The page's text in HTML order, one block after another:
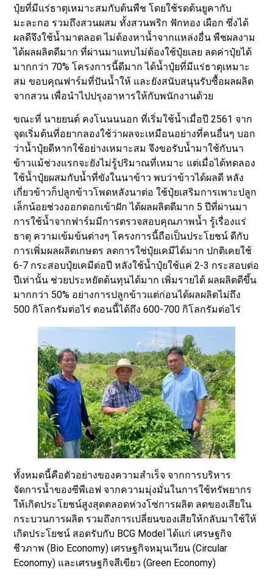
ปุ๋ยที่มีแร่ธาตุเหมาะสมกับต้นพืช โดยใช้รดต้นยูคากับ
มะละกอ รวมถึงสวนผสม ทั้งสวนพริก ฟักทอง เผือก ซึ่งได้
ผลดีจึงใช้น้ำมาตลอด ไม่ต้องหาน้ำจากแหล่งอื่น พืชผลงาม
ได้ผลผลิตดีมาก ที่ผ่านมาแทบไม่ต้องใช้ปุ๋ยเลย ลดค่าปุ๋ยได้
มากกว่า 70% โครงการนี้ดีมาก ได้น้ำปุ๋ยที่มีแร่ธาตุเหมาะ
สม ขอบคุณฟาร์มที่ปันน้ำให้ และยังสนับสนุนรับซื้อผลผลิต
จากสวน เพื่อนำไปปรุงอาหารให้กับพนักงานด้วย
ขณะที่ นายยนต์ คงโนนนนอก ที่เริ่มใช้น้ำเมื่อปี 2561 จาก
จุดเริ่มต้นที่อยากลองใช้ว่าผลจะเหมือนอย่างที่คนอื่นๆ บอก
ว่าน้ำปุ๋ยดีหากใช้อย่างเหมาะสม จึงขอรับน้ำมาใช้กับนา
ข้าวแม้ช่วงแรกจะยังไม่รู้ปริมาณที่เหมาะ แต่เมื่อได้ทดลอง
ใช้น้ำปุ๋ยผสมกับน้ำที่ขังในนาข้าว พบว่าข้าวได้ผลดี หลัง
เกี่ยวข้าวก็ปลูกข้าวโพดหลังนาต่อ ใช้ปุ๋ยเสริมการเพาะปลูก
เล็กน้อยช่วงออกดอกเข้าฝัก ได้ผลผลิตดีมาก 5 ปีที่ผ่านมา
การใช้น้ำจากฟาร์มมีการตรวจสอบคุณภาพน้ำ รู้เรื่องแร่
ธาตุ ความเข้มข้นต่างๆ โครงการนี้ถือเป็นประโยชน์ ดีกับ
การเพิ่มผลผลิตเกษตร ลดการใช่ปุ๋ยเคมีได้มาก ปกติเคยใช้
6-7 กระสอบปุ๋ยเคมีต่อปี หลังใช้น้ำปุ๋ยใช้แค่ 2-3 กระสอบต่อ
ปีเท่านั้น ช่วยประหยัดต้นทุนได้มาก เพิ่มรายได้ ผลผลิตดีขึ้น
มากกว่า 50% อย่างการปลูกข้าวแต่ก่อนได้ผลผลิตไม่ถึง
500 กิโลกรัมต่อไร่ ตอนนี้ได้ถึง 600-700 กิโลกรัมต่อไร่
ทั้งหมดนี้คือตัวอย่างของความสำเร็จ จากการบริหาร
จัดการน้ำของซีพีเอฟ จากความมุ่งมั่นในการใช้ทรัพยากร
ให้เกิดประโยชน์สูงสุดตลอดห่วงโซ่การผลิต ลดของเสียใน
กระบวนการผลิต รวมถึงการเปลี่ยนของเสียให้กลับมาใช้ให้
เกิดประโยชน์ สอดรับกับ BCG Model ได้แก่ เศรษฐกิจ
ชีวภาพ (Bio Economy) เศรษฐกิจหมุนเวียน (Circular
Economy) และเศรษฐกิจสีเขียว (Green Economy)